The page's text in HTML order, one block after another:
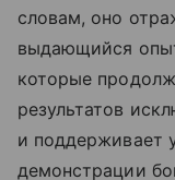
словам, оно
выдающийся
которые
результатов
и поддерживает
демонстрации